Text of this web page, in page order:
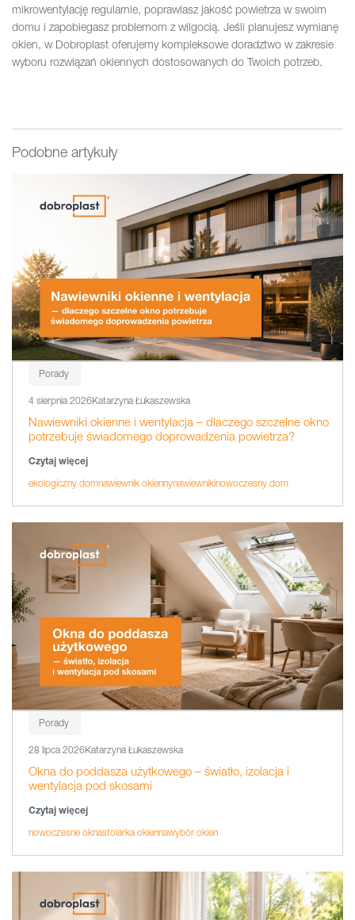
mikrowentylację regularnie, poprawiasz jakość powietrza w swoim
domu i zapobiegasz problemom z wilgocią. Jeśli planujesz wymianę
okien, w Dobroplast oferujemy kompleksowe doradztwo w zakresie
wyboru rozwiązań okiennych dostosowanych do Twoich potrzeb.
Podobne artykuły
Porady
4 sierpnia 2026Katarzyna Łukaszewska
Nawiewniki okienne i wentylacja – dlaczego szczelne okno
potrzebuje świadomego doprowadzenia powietrza?
Czytaj więcej
ekologiczny domnawiewnik okiennynawiewnikinowoczesny dom
Porady
28 lipca 2026Katarzyna Łukaszewska
Okna do poddasza użytkowego – światło, izolacja i
wentylacja pod skosami
Czytaj więcej
nowoczesne oknastolarka okiennawybór okien